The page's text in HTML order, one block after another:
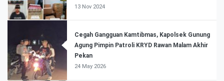
13 Nov 2024
Cegah Gangguan Kamtibmas, Kapolsek Gunung
Agung Pimpin Patroli KRYD Rawan Malam Akhir
Pekan
24 May 2026